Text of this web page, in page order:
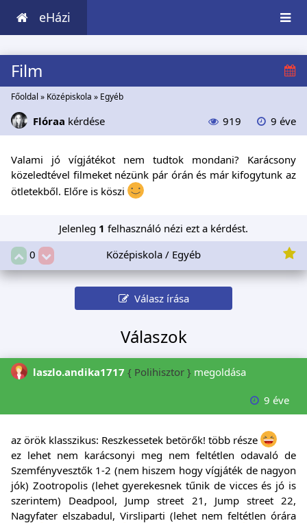
eHázi
Film
Főoldal » Középiskola » Egyéb
Flóraa kérdése 919 9 éve
Valami jó vígjátékot nem tudtok mondani? Karácsony
közeledtével filmeket nézünk pár órán és már kifogytunk az
ötletekből. Előre is köszi
Jelenleg 1 felhasználó nézi ezt a kérdést.
0
Középiskola / Egyéb
Válasz írása
Válaszok
laszlo.andika1717 { Polihisztor } megoldása
9 éve
az örök klasszikus: Reszkessetek betörők! több része
ez lehet nem karácsonyi meg nem feltétlen odavaló de
Szemfényvesztők 1-2 (nem hiszem hogy vígjáték de nagyon
jók) Zootropolis (lehet gyerekesnek tűnik de vicces és jó is
szerintem) Deadpool, Jump street 21, Jump street 22,
Nagyfater elszabadul, Virsliparti (lehet nem feltétlen órára